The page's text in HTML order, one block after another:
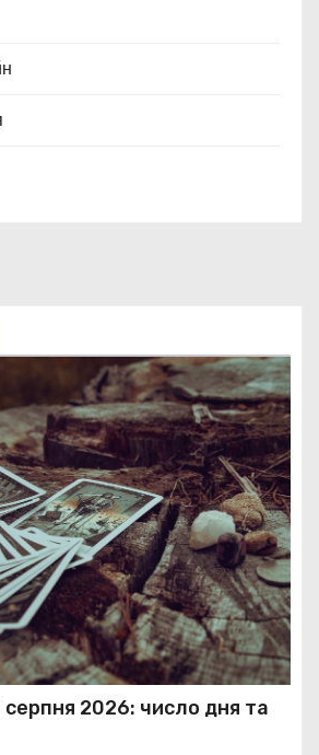
серпня 2026: число дня та